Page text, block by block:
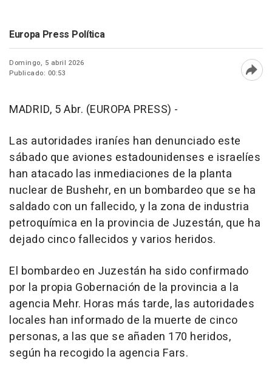
Europa Press Política
Domingo, 5 abril 2026
Publicado: 00:53
MADRID, 5 Abr. (EUROPA PRESS) -
Las autoridades iraníes han denunciado este
sábado que aviones estadounidenses e israelíes
han atacado las inmediaciones de la planta
nuclear de Bushehr, en un bombardeo que se ha
saldado con un fallecido, y la zona de industria
petroquímica en la provincia de Juzestán, que ha
dejado cinco fallecidos y varios heridos.
El bombardeo en Juzestán ha sido confirmado
por la propia Gobernación de la provincia a la
agencia Mehr. Horas más tarde, las autoridades
locales han informado de la muerte de cinco
personas, a las que se añaden 170 heridos,
según ha recogido la agencia Fars.